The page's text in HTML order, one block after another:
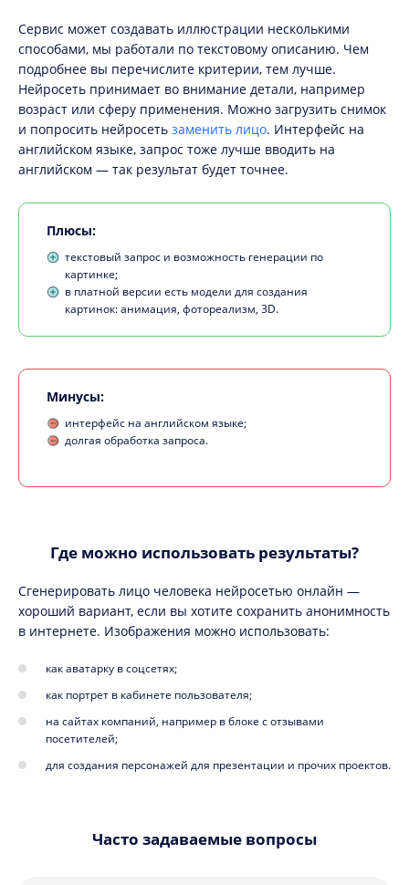
Сервис может создавать иллюстрации несколькими
способами, мы работали по текстовому описанию. Чем
подробнее вы перечислите критерии, тем лучше.
Нейросеть принимает во внимание детали, например
возраст или сферу применения. Можно загрузить снимок
и попросить нейросеть заменить лицо. Интерфейс на
английском языке, запрос тоже лучше вводить на
английском — так результат будет точнее.
Плюсы:
текстовый запрос и возможность генерации по
картинке;
в платной версии есть модели для создания
картинок: анимация, фотореализм, 3D.
Минусы:
интерфейс на английском языке;
долгая обработка запроса.
Где можно использовать результаты?
Сгенерировать лицо человека нейросетью онлайн —
хороший вариант, если вы хотите сохранить анонимность
в интернете. Изображения можно использовать:
как аватарку в соцсетях;
как портрет в кабинете пользователя;
на сайтах компаний, например в блоке с отзывами
посетителей;
для создания персонажей для презентации и прочих проектов.
Часто задаваемые вопросы